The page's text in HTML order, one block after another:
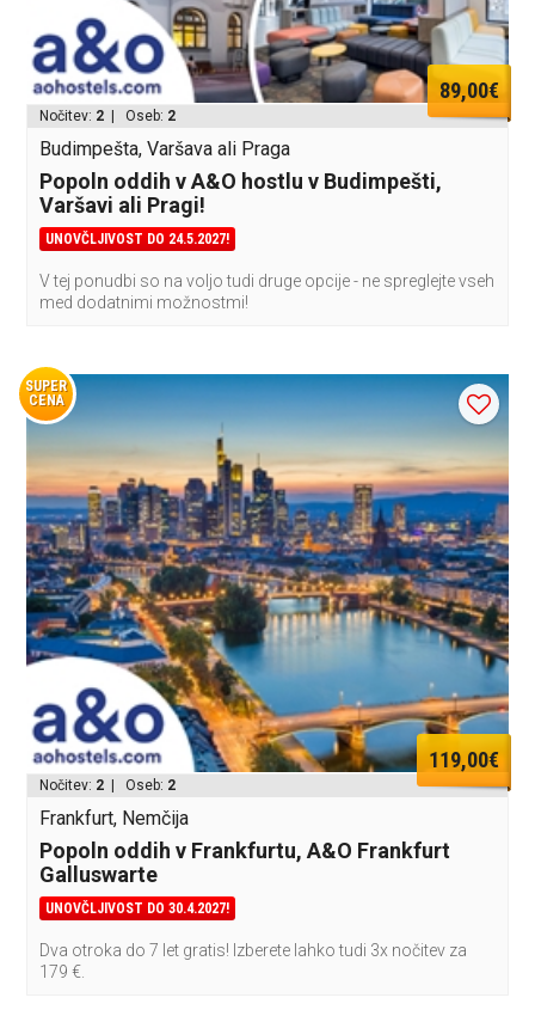
89,00€
Nočitev: 2 | Oseb: 2
Budimpešta, Varšava ali Praga
Popoln oddih v A&O hostlu v Budimpešti,
Varšavi ali Pragi!
UNOVČLJIVOST DO 24.5.2027!
V tej ponudbi so na voljo tudi druge opcije - ne spreglejte vseh
med dodatnimi možnostmi!
SUPER
CENA
119,00€
Nočitev: 2 | Oseb: 2
Frankfurt, Nemčija
Popoln oddih v Frankfurtu, A&O Frankfurt
Galluswarte
UNOVČLJIVOST DO 30.4.2027!
Dva otroka do 7 let gratis! Izberete lahko tudi 3x nočitev za
179 €.